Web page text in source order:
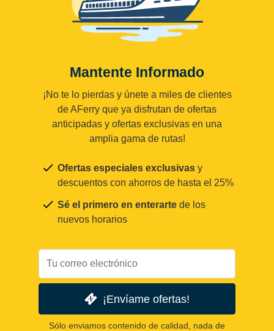
Mantente Informado
¡No te lo pierdas y únete a miles de clientes
de AFerry que ya disfrutan de ofertas
anticipadas y ofertas exclusivas en una
amplia gama de rutas!
Ofertas especiales exclusivas y
descuentos con ahorros de hasta el 25%
Sé el primero en enterarte de los
nuevos horarios
¡Envíame ofertas!
Sólo enviamos contenido de calidad, nada de